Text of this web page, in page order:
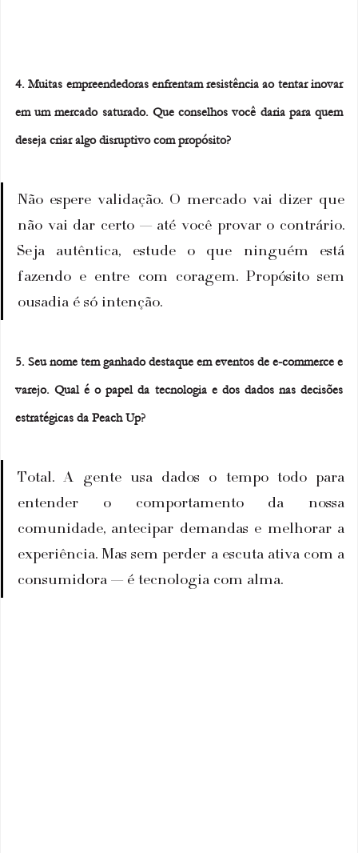
4. Muitas empreendedoras enfrentam resistência ao tentar inovar
em um mercado saturado. Que conselhos você daria para quem
deseja criar algo disruptivo com propósito?
Não espere validação. O mercado vai dizer que
não vai dar certo — até você provar o contrário.
Seja autêntica, estude o que ninguém está
fazendo e entre com coragem. Propósito sem
ousadia é só intenção.
5. Seu nome tem ganhado destaque em eventos de e-commerce e
varejo. Qual é o papel da tecnologia e dos dados nas decisões
estratégicas da Peach Up?
Total. A gente usa dados o tempo todo para
entender o comportamento da nossa
comunidade, antecipar demandas e melhorar a
experiência. Mas sem perder a escuta ativa com a
consumidora — é tecnologia com alma.